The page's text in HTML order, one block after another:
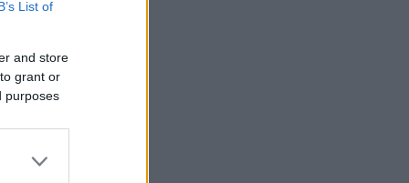
List of
and store
grant or
purposes